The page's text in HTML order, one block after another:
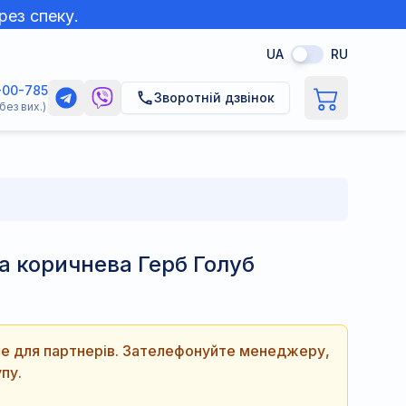
спеку.
UA RU
785
вих.)
Зворотній дзвінок
коричнева Герб Голуб
для партнерів. Зателефонуйте менеджеру,